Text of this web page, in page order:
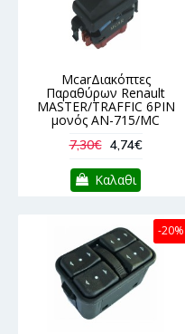
McarΔιακόπτες
Παραθύρων Renault
MASTER/TRAFFIC 6PIN
μονός AN-715/MC
7,30€ 4,74€
Καλαθι
-20%